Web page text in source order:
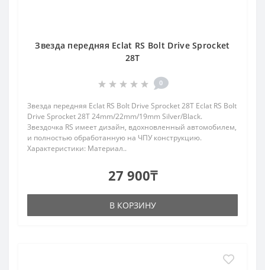
Звезда передняя Eclat RS Bolt Drive Sprocket
28T
0
Звезда передняя Eclat RS Bolt Drive Sprocket 28T Eclat RS Bolt
Drive Sprocket 28T 24mm/22mm/19mm Silver/Black.
Звездочка RS имеет дизайн, вдохновленный автомобилем,
и полностью обработанную на ЧПУ конструкцию.
Характеристики: Материал..
27 900₸
В КОРЗИНУ